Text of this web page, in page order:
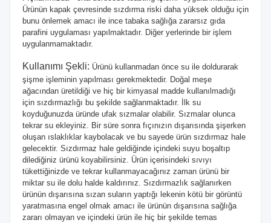
Ürünün kapak çevresinde sızdırma riski daha yüksek olduğu için
bunu önlemek amacı ile ince tabaka sağlığa zararsız gıda
parafini uygulaması yapılmaktadır. Diğer yerlerinde bir işlem
uygulanmamaktadır.
Kullanımı Şekli: Ürünü kullanmadan önce su ile doldurarak
şişme işleminin yapılması gerekmektedir. Doğal meşe
ağacından üretildiği ve hiç bir kimyasal madde kullanılmadığı
için sızdırmazlığı bu şekilde sağlanmaktadır. İlk su
koyduğunuzda üründe ufak sızmalar olabilir. Sızmalar olunca
tekrar su ekleyiniz. Bir süre sonra fıçınızın dışarısında şişerken
oluşan ıslaklıklar kaybolacak ve bu sayede ürün sızdırmaz hale
gelecektir. Sızdırmaz hale geldiğinde içindeki suyu boşaltıp
dilediğiniz ürünü koyabilirsiniz. Ürün içerisindeki sıvıyı
tükettiğinizde ve tekrar kullanmayacağınız zaman ürünü bir
miktar su ile dolu halde kaldırınız. Sızdırmazlık sağlanırken
ürünün dışarısına sızan suların yaptığı lekenin kötü bir görüntü
yaratmasına engel olmak amacı ile ürünün dışarısına sağlığa
zararı olmayan ve içindeki ürün ile hiç bir şekilde temas